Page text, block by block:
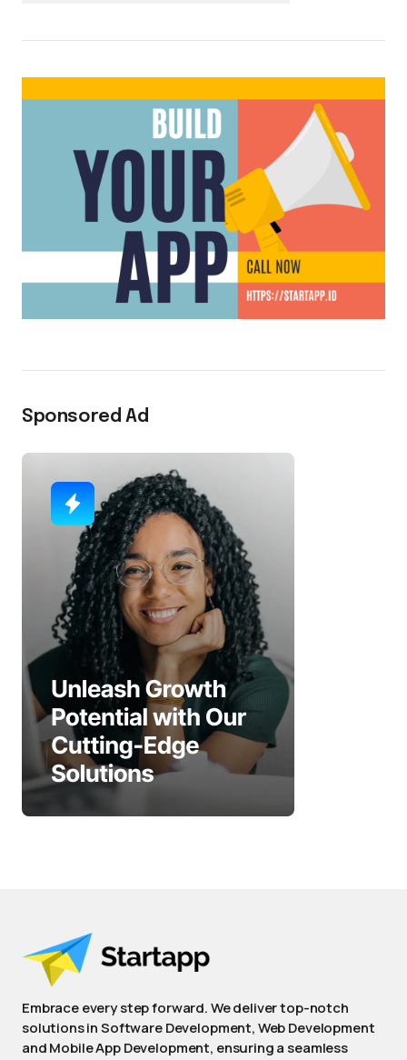
Sponsored Ad
Embrace every step forward. We deliver top-notch
solutions in Software Development, Web Development
and Mobile App Development, ensuring a seamless